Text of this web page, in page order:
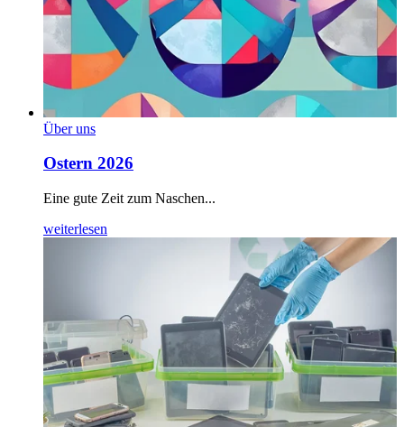
Über uns
Ostern 2026
Eine gute Zeit zum Naschen...
weiterlesen